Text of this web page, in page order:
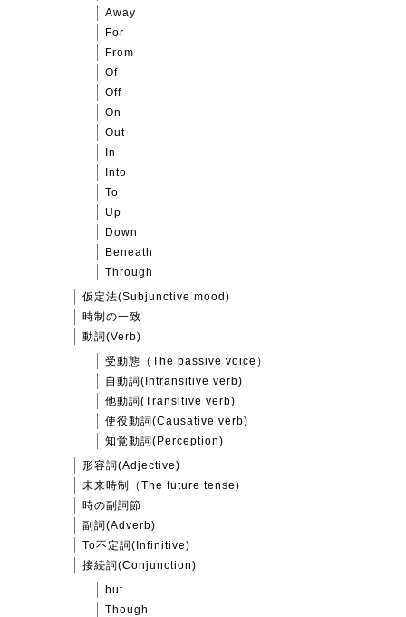
Away
For
From
Of
Off
On
Out
In
Into
To
Up
Down
Beneath
Through
仮定法(Subjunctive mood)
時制の一致
動詞(Verb)
受動態（The passive voice）
自動詞(Intransitive verb)
他動詞(Transitive verb)
使役動詞(Causative verb)
知覚動詞(Perception)
形容詞(Adjective)
未来時制（The future tense)
時の副詞節
副詞(Adverb)
To不定詞(Infinitive)
接続詞(Conjunction)
but
Though